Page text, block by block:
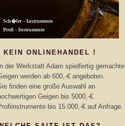
KEIN ONLINEHANDEL !
In der Werkstatt Adam spielfertig gemachte
werden ab 600,-€ angeboten.
finden eine große Auswahl an
Geigen bis 5000,-€.
bis 15.000,-€ auf Anfrage.